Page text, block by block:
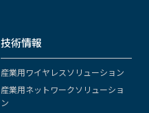
技術情報
産業用ワイヤレスソリューション
産業用ネットワークソリューショ
ン